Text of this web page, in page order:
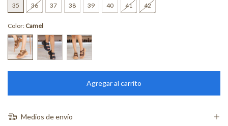
35 36 37 38 39 40 41 42
Color: Camel
Medios de envío